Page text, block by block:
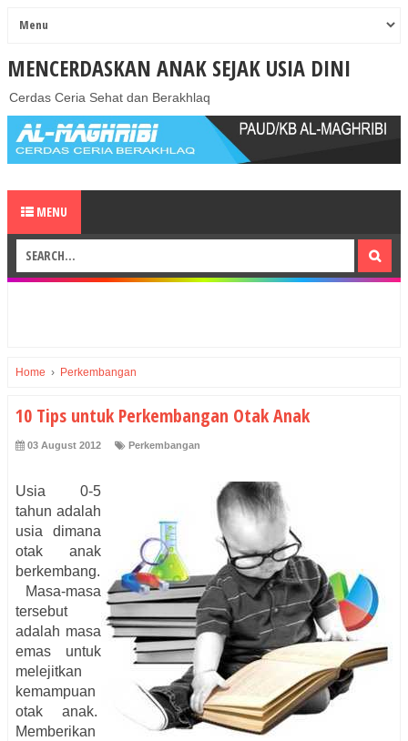
MENCERDASKAN ANAK SEJAK USIA DINI
Cerdas Ceria Sehat dan Berakhlaq
MENU
Home › Perkembangan
10 Tips untuk Perkembangan Otak Anak
03 August 2012 Perkembangan
Usia 0-5
tahun adalah
usia dimana
otak anak
berkembang.
Masa-masa
tersebut
adalah masa
emas untuk
melejitkan
kemampuan
otak anak.
Memberikan